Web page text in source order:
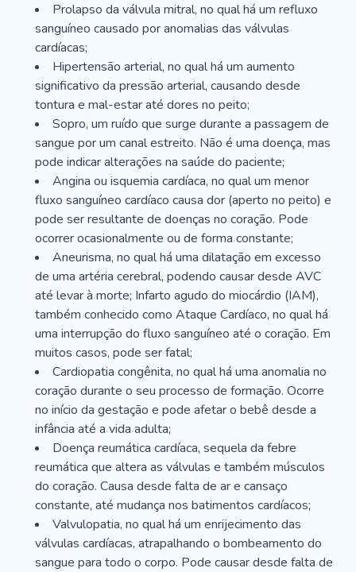
Prolapso da válvula mitral, no qual há um refluxo
sanguíneo causado por anomalias das válvulas
cardíacas;
Hipertensão arterial, no qual há um aumento
significativo da pressão arterial, causando desde
tontura e mal-estar até dores no peito;
Sopro, um ruído que surge durante a passagem de
sangue por um canal estreito. Não é uma doença, mas
pode indicar alterações na saúde do paciente;
Angina ou isquemia cardíaca, no qual um menor
fluxo sanguíneo cardíaco causa dor (aperto no peito) e
pode ser resultante de doenças no coração. Pode
ocorrer ocasionalmente ou de forma constante;
Aneurisma, no qual há uma dilatação em excesso
de uma artéria cerebral, podendo causar desde AVC
até levar à morte; Infarto agudo do miocárdio (IAM),
também conhecido como Ataque Cardíaco, no qual há
uma interrupção do fluxo sanguíneo até o coração. Em
muitos casos, pode ser fatal;
Cardiopatia congênita, no qual há uma anomalia no
coração durante o seu processo de formação. Ocorre
no início da gestação e pode afetar o bebê desde a
infância até a vida adulta;
Doença reumática cardíaca, sequela da febre
reumática que altera as válvulas e também músculos
do coração. Causa desde falta de ar e cansaço
constante, até mudança nos batimentos cardíacos;
Valvulopatia, no qual há um enrijecimento das
válvulas cardíacas, atrapalhando o bombeamento do
sangue para todo o corpo. Pode causar desde falta de